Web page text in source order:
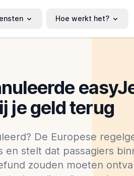
Hoe werkt het?
je geld terug
De Europese
stelt dat passagiers
zouden moeten